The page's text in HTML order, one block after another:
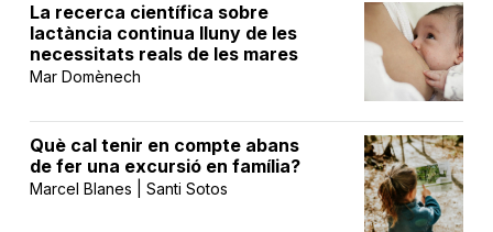
La recerca científica sobre
lactància continua lluny de les
necessitats reals de les mares
Mar Domènech
Què cal tenir en compte abans
de fer una excursió en família?
Marcel Blanes | Santi Sotos